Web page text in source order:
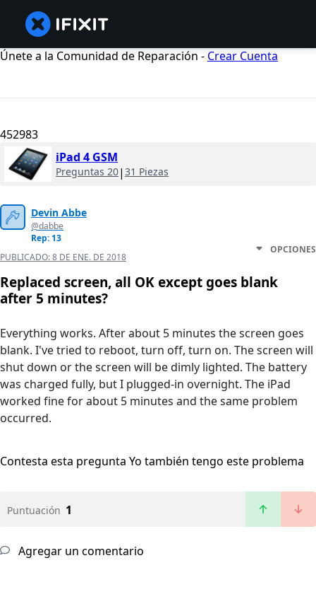
Únete a la Comunidad de Reparación - Crear Cuenta
452983
iPad 4 GSM
Preguntas 20| 31 Piezas
Devin Abbe
@dabbe
Rep: 13
PUBLICADO:8 DE ENE. DE 2018
OPCIONES
Replaced screen, all OK except goes blank
after 5 minutes?
Everything works. After about 5 minutes the screen goes
blank. I've tried to reboot, turn off, turn on. The screen will
shut down or the screen will be dimly lighted. The battery
was charged fully, but I plugged-in overnight. The iPad
worked fine for about 5 minutes and the same problem
occurred.
Contesta esta pregunta Yo también tengo este problema
Puntuación 1
Agregar un comentario